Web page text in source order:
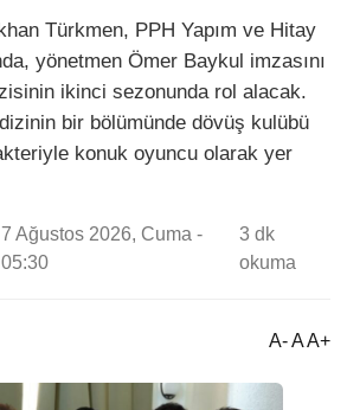
Türkmen, PPH Yapım ve Hitay
yönetmen Ömer Baykul imzasını
ikinci sezonunda rol alacak.
bir bölümünde dövüş kulübü
konuk oyuncu olarak yer
7 Ağustos 2026, Cuma -
05:30
3 dk
okuma
A- A A+